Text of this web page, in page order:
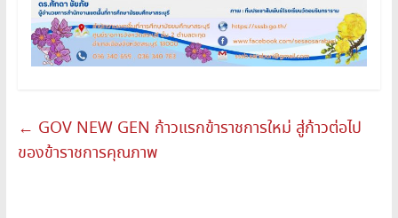
← GOV NEW GEN ก้าวแรกข้าราชการใหม่ สู่ก้าวต่อไป
ของข้าราชการคุณภาพ